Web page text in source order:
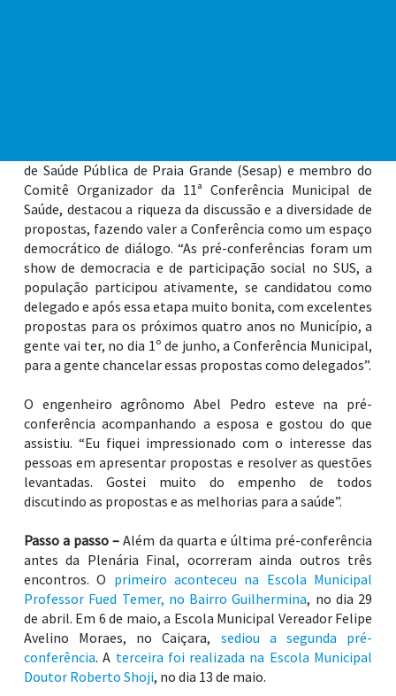
de Saúde Pública de Praia Grande (Sesap) e membro do
Comitê Organizador da 11ª Conferência Municipal de
Saúde, destacou a riqueza da discussão e a diversidade de
propostas, fazendo valer a Conferência como um espaço
democrático de diálogo. “As pré-conferências foram um
show de democracia e de participação social no SUS, a
população participou ativamente, se candidatou como
delegado e após essa etapa muito bonita, com excelentes
propostas para os próximos quatro anos no Município, a
gente vai ter, no dia 1º de junho, a Conferência Municipal,
para a gente chancelar essas propostas como delegados”.
O engenheiro agrônomo Abel Pedro esteve na pré-
conferência acompanhando a esposa e gostou do que
assistiu. “Eu fiquei impressionado com o interesse das
pessoas em apresentar propostas e resolver as questões
levantadas. Gostei muito do empenho de todos
discutindo as propostas e as melhorias para a saúde”.
Passo a passo –
Além da quarta e última pré-conferência
antes da Plenária Final, ocorreram ainda outros três
encontros. Oprimeiro aconteceu na Escola Municipal
Professor Fued Temer, no Bairro Guilhermina , no dia 29
de abril. Em 6 de maio, a Escola Municipal Vereador Felipe
Avelino Moraes, no Caiçara,sediou a segunda pré-
conferência. Aterceira foi realizada na Escola Municipal
Doutor Roberto Shoji, no dia 13 de maio.